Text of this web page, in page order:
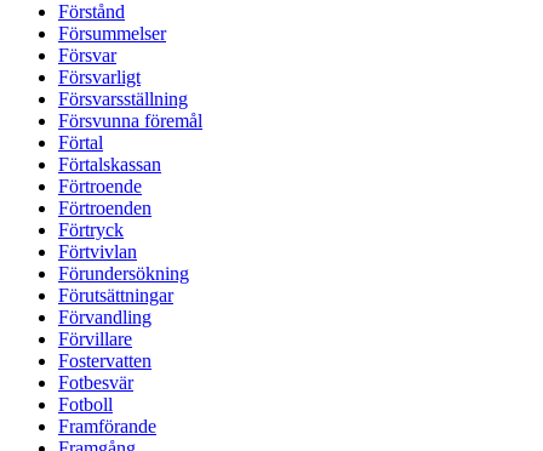
Förstånd
Försummelser
Försvar
Försvarligt
Försvarsställning
Försvunna föremål
Förtal
Förtalskassan
Förtroende
Förtroenden
Förtryck
Förtvivlan
Förundersökning
Förutsättningar
Förvandling
Förvillare
Fostervatten
Fotbesvär
Fotboll
Framförande